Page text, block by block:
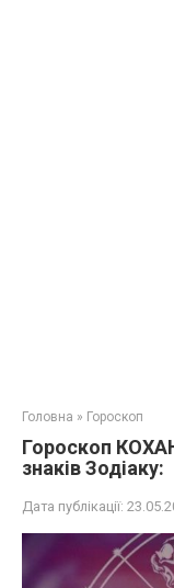
Головна » Гороскоп
Гороскоп
знаків Зодіаку:
Дата публікації: